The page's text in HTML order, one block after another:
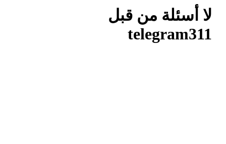
لا أسئلة من قبل
telegram311